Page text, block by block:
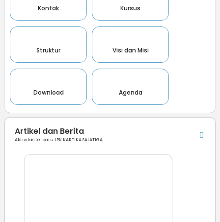
Kontak Kursus
Struktur Visi dan Misi
Download Agenda
Artikel dan Berita
Aktivitas terbaru LPK KARTIKA SALATIGA